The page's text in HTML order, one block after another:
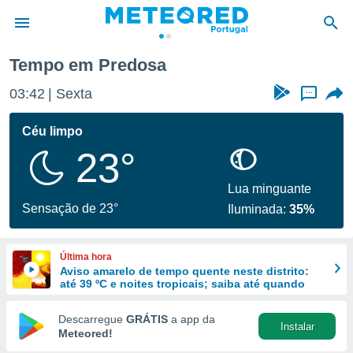
da
foi
fornecidas
a este
das
e
forma
digital
Tempo em Predosa
03:42 Sexta ...
Céu limpo
23°
Sensação de 23°
Lua minguante
Iluminada:35%
Última hora
Aviso amarelo de tempo quente neste distrito:
até 39 ºC e noites tropicais; saiba até quando
Descarregue GRÁTIS a app da
Meteored!
Instalar